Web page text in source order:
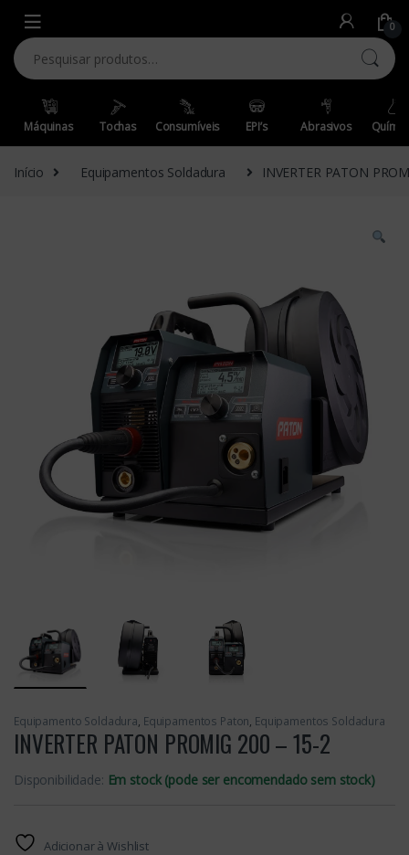
0
Pesquisar por:
Máquinas Tochas Consumíveis EPI’s Abrasivos
Início Equipamentos Soldadura INVERTER PATON
Equipamento Soldadura, Equipamentos Paton, Equipamentos Soldadura
INVERTER PATON PROMIG 200 – 15-2
Disponibilidade: Em stock (pode ser encomendado sem stock)
Adicionar à Wishlist